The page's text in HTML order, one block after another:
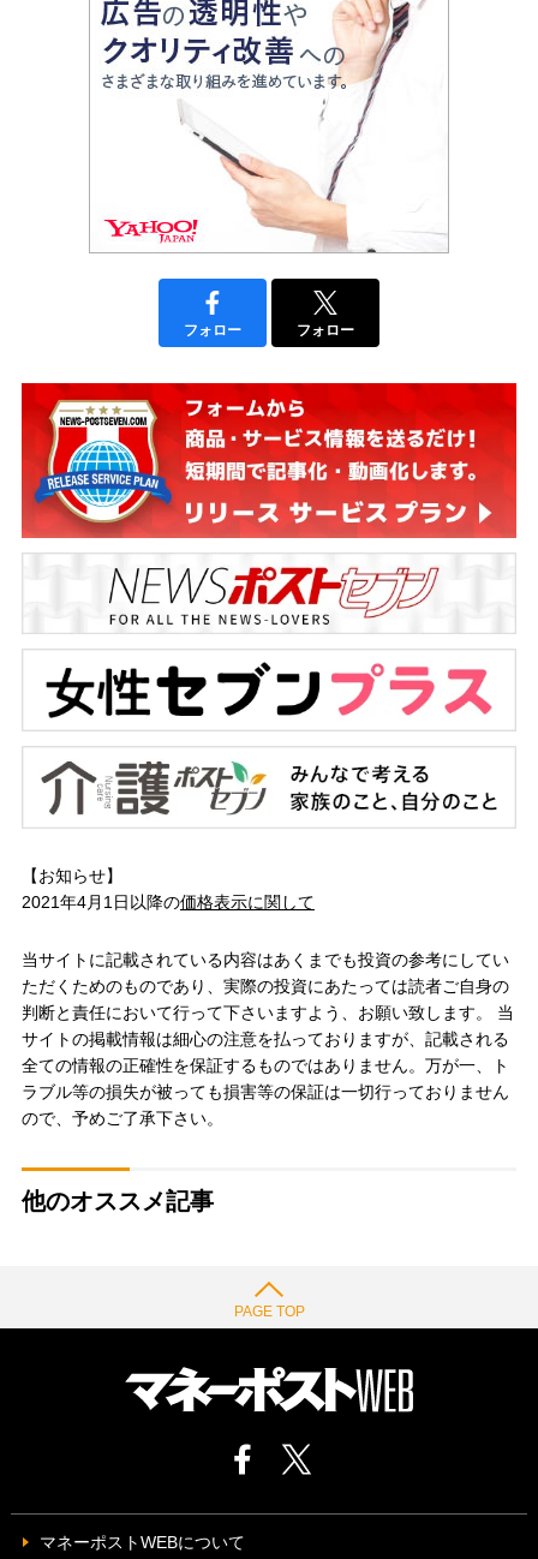
フォロー フォロー
【お知らせ】
2021年4月1日以降の価格表示に関して
当サイトに記載されている内容はあくまでも投資の参考にしてい
ただくためのものであり、実際の投資にあたっては読者ご自身の
判断と責任において行って下さいますよう、お願い致します。 当
サイトの掲載情報は細心の注意を払っておりますが、記載される
全ての情報の正確性を保証するものではありません。万が一、ト
ラブル等の損失が被っても損害等の保証は一切行っておりません
ので、予めご了承下さい。
他のオススメ記事
PAGE TOP
マネーポストWEBについて